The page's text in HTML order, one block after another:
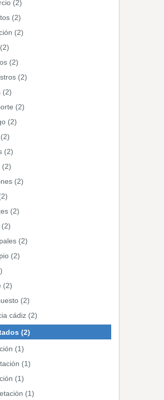
(2)
(2)
(2)
(2)
(2)
(2)
(2)
(2)
(2)
(2)
(2)
(2)
(2)
(2)
(2)
(2)
(2)
cádiz (2)
(2)
(1)
(1)
(1)
(1)